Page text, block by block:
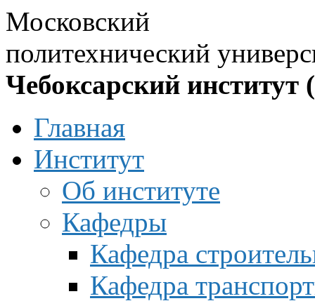
Московский
политехнический
Чебоксарский институт
Главная
Институт
Об институте
Кафедры
Кафедра
Кафедра